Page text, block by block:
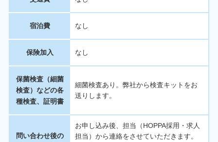
宿泊費 なし
保険加入 なし
保菌検査（細菌
検査）などの各
種検査、証明書
細菌検査あり。弊社から検査キットをお
送りします。
問い合わせ後の
お申し込み後、担当（HOPPA採用・求人
担当）から連絡をさせていただきます。